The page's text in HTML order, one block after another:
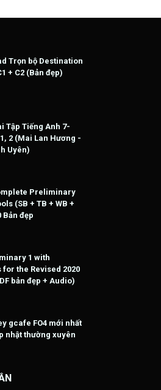
Trọn bộ Destination
+ C2 (Bản đẹp)
Tập Tiếng Anh 7-
2 (Mai Lan Hương -
Uyên)
Preliminary
(SB + TB + WB +
Bản đẹp
1 with
for the Revised 2020
bản đẹp + Audio)
gcafe FO4 mới nhất
nhật thường xuyên